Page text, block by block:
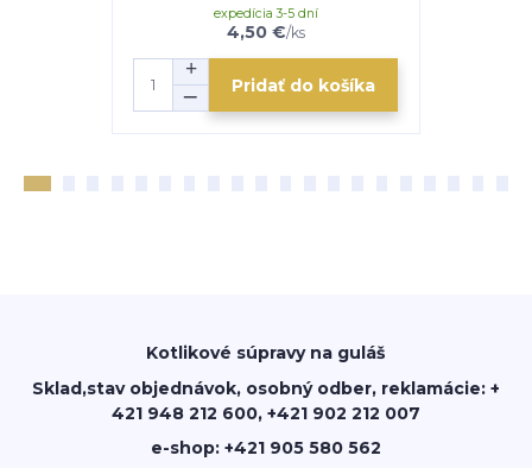
4,50 €/ks
expedícia 3-5 dní
Pridať do košíka
Kotlikové súpravy na guláš
Sklad,stav objednávok, osobný odber, reklamácie: +
421 948 212 600, +421 902 212 007
e-shop: +421 905 580 562